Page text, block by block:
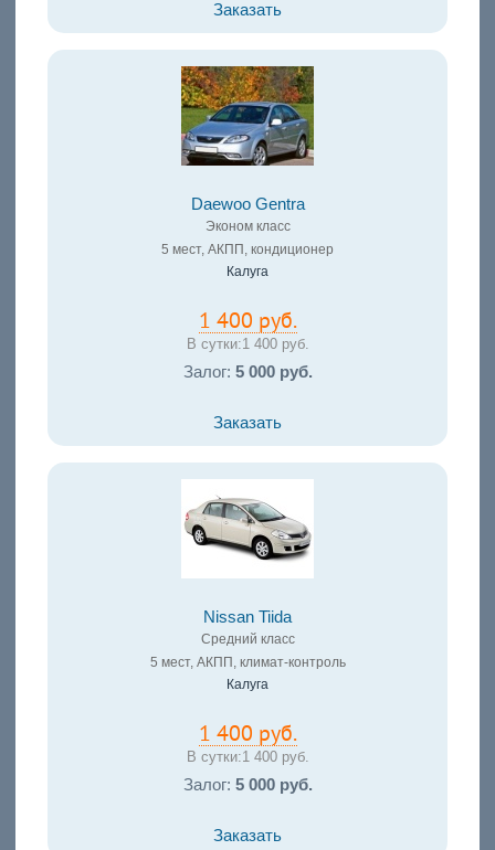
Заказать
Daewoo Gentra
Эконом класс
5 мест, АКПП, кондиционер
Калуга
1 400 руб.
В сутки:1 400 руб.
Залог: 5 000 руб.
Заказать
Nissan Tiida
Средний класс
5 мест, АКПП, климат-контроль
Калуга
1 400 руб.
В сутки:1 400 руб.
Залог: 5 000 руб.
Заказать